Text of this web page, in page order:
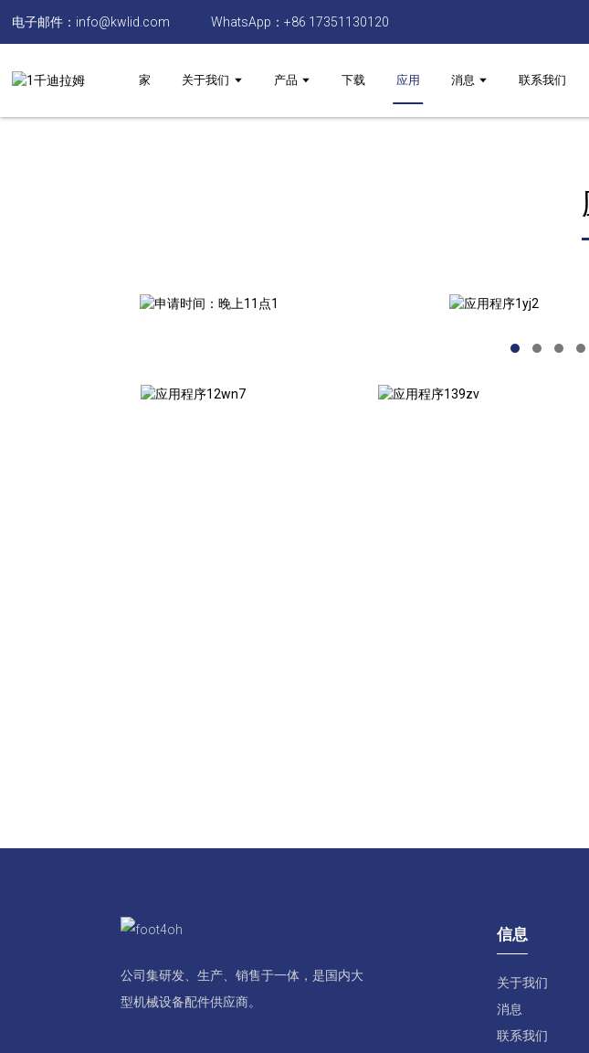
电子邮件：info@kwlid.com WhatsApp：+86 17351130120
家 关于我们 产品 下载 应用 消息 联系我们
公司集研发、生产、销售于一体，是国内大
型机械设备配件供应商。
信息
关于我们
消息
联系我们